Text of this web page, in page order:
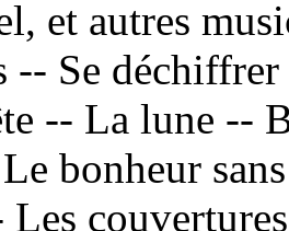
et autres
-- Se
-- La lune --
bonheur
Les